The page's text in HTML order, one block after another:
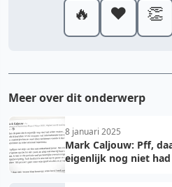
🔥 ❤️ 👏
Meer over dit onderwerp
8 januari 2025
Mark Caljouw: Pff,
eigenlijk nog niet